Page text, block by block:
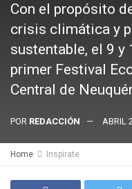
Con el propósito
crisis climática y
sustentable, el 9 y
primer Festival
Central de
POR REDACCIÓN ABRIL
Home Inspirate